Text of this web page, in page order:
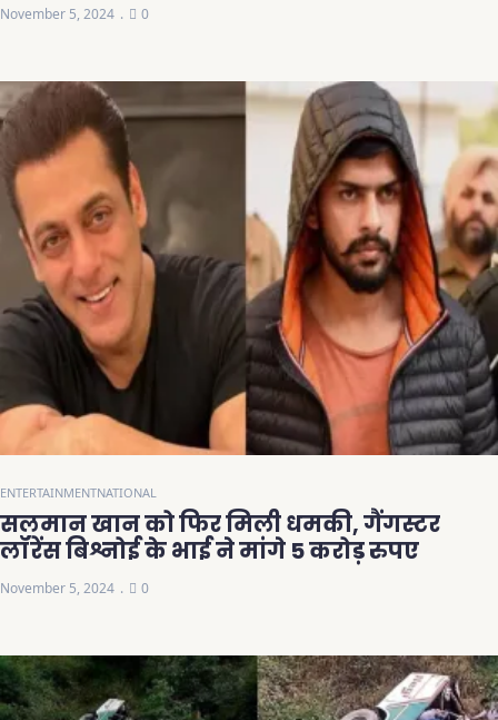
November 5, 2024 0
ENTERTAINMENTNATIONAL
सलमान खान को फिर मिली धमकी, गैंगस्टर
लॉरेंस बिश्नोई के भाई ने मांगे 5 करोड़ रुपए
November 5, 2024 0